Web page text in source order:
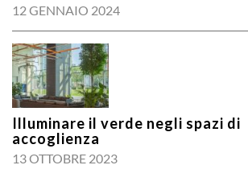
12 GENNAIO 2024
Illuminare il verde negli spazi di
accoglienza
13 OTTOBRE 2023